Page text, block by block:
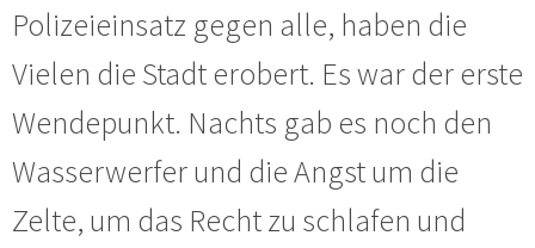
Polizeieinsatz gegen alle, haben die
Vielen die Stadt erobert. Es war der erste
Wendepunkt. Nachts gab es noch den
Wasserwerfer und die Angst um die
Zelte, um das Recht zu schlafen und